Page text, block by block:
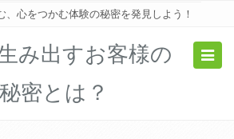
、心をつかむ体験の秘密を発見しよう！
み出すお客様の
密とは？